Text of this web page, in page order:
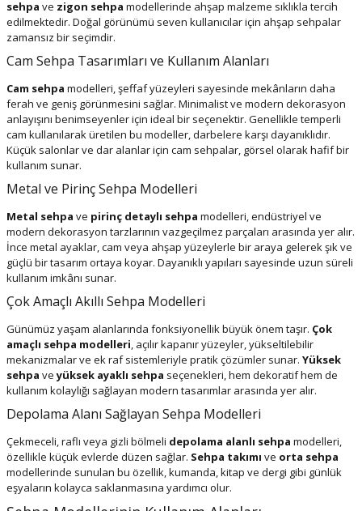
sehpa ve zigon sehpa modellerinde ahşap malzeme sıklıkla tercih
edilmektedir. Doğal görünümü seven kullanıcılar için ahşap sehpalar
zamansız bir seçimdir.
Cam Sehpa Tasarımları ve Kullanım Alanları
Cam sehpa modelleri, şeffaf yüzeyleri sayesinde mekânların daha
ferah ve geniş görünmesini sağlar. Minimalist ve modern dekorasyon
anlayışını benimseyenler için ideal bir seçenektir. Genellikle temperli
cam kullanılarak üretilen bu modeller, darbelere karşı dayanıklıdır.
Küçük salonlar ve dar alanlar için cam sehpalar, görsel olarak hafif bir
kullanım sunar.
Metal ve Pirinç Sehpa Modelleri
Metal sehpa ve pirinç detaylı sehpa modelleri, endüstriyel ve
modern dekorasyon tarzlarının vazgeçilmez parçaları arasında yer alır.
İnce metal ayaklar, cam veya ahşap yüzeylerle bir araya gelerek şık ve
güçlü bir tasarım ortaya koyar. Dayanıklı yapıları sayesinde uzun süreli
kullanım imkânı sunar.
Çok Amaçlı Akıllı Sehpa Modelleri
Günümüz yaşam alanlarında fonksiyonellik büyük önem taşır. Çok
amaçlı sehpa modelleri, açılır kapanır yüzeyler, yükseltilebilir
mekanizmalar ve ek raf sistemleriyle pratik çözümler sunar. Yüksek
sehpa veyüksek ayaklı sehpa seçenekleri, hem dekoratif hem de
kullanım kolaylığı sağlayan modern tasarımlar arasında yer alır.
Depolama Alanı Sağlayan Sehpa Modelleri
Çekmeceli, raflı veya gizli bölmeli depolama alanlı sehpa modelleri,
özellikle küçük evlerde düzen sağlar. Sehpa takımı ve orta sehpa
modellerinde sunulan bu özellik, kumanda, kitap ve dergi gibi günlük
eşyaların kolayca saklanmasına yardımcı olur.